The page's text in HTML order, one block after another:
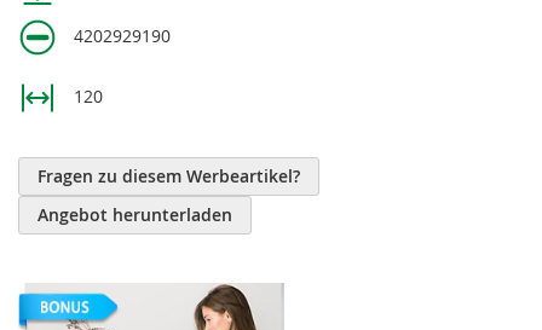
4202929190
120
Fragen zu diesem Werbeartikel?
Angebot herunterladen